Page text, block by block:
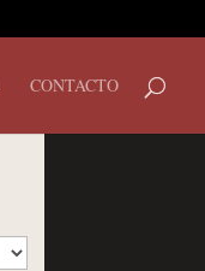
CONTACTO